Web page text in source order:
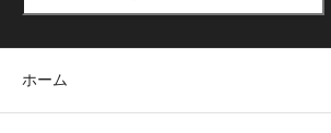
ホーム